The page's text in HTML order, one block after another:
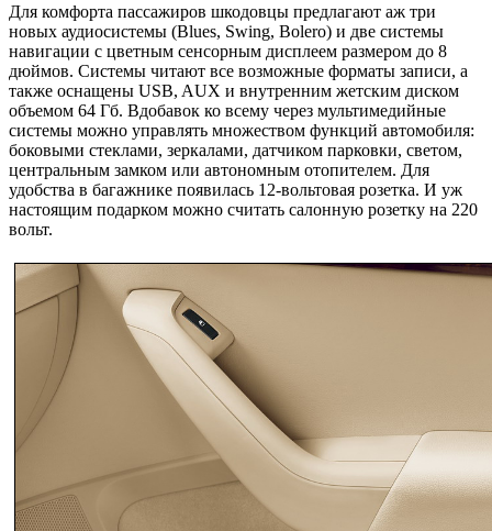
Для комфорта пассажиров шкодовцы предлагают аж три
новых аудиосистемы (Blues, Swing, Bolero) и две системы
навигации с цветным сенсорным дисплеем размером до 8
дюймов. Системы читают все возможные форматы записи, а
также оснащены USB, AUX и внутренним жетским диском
объемом 64 Гб. Вдобавок ко всему через мультимедийные
системы можно управлять множеством функций автомобиля:
боковыми стеклами, зеркалами, датчиком парковки, светом,
центральным замком или автономным отопителем. Для
удобства в багажнике появилась 12-вольтовая розетка. И уж
настоящим подарком можно считать салонную розетку на 220
вольт.